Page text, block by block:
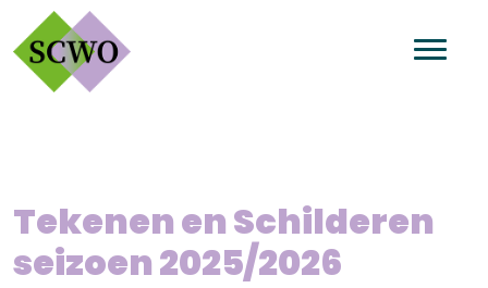
Tekenen en Schilderen
seizoen 2025/2026